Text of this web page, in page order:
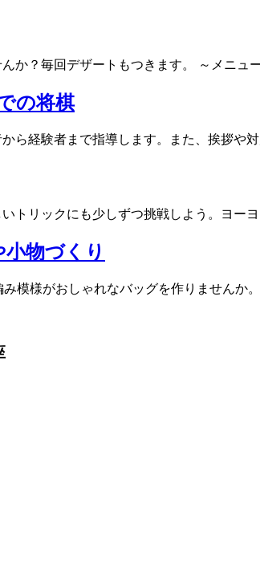
か？毎回デザートもつきます。 ～メニュ
の将棋
ら経験者まで指導します。また、挨拶や
トリックにも少しずつ挑戦しよう。ヨー
小物づくり
模様がおしゃれなバッグを作りませんか